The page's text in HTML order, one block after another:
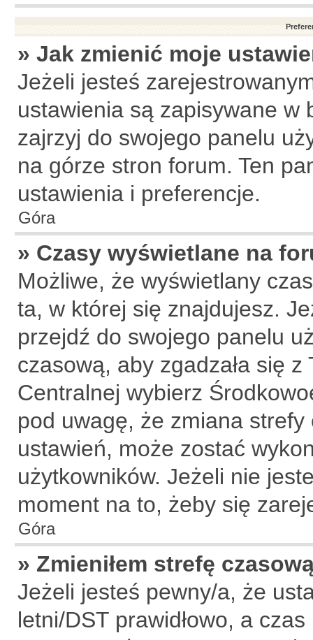
» Jak zmienić moje
Jeżeli jesteś
ustawienia są zapisywane w
zajrzyj do swojego panelu
na górze stron forum. Ten
ustawienia i preferencje.
Góra
» Czasy wyświetlane na
Możliwe, że wyświetlany
ta, w której się znajdujesz.
przejdź do swojego panelu
czasową, aby zgadzała się
Centralnej wybierz
pod uwagę, że zmiana
ustawień, może zostać
użytkowników. Jeżeli nie
moment na to, żeby się
Góra
» Zmieniłem strefę
Jeżeli jesteś pewny/a, że
letni/DST prawidłowo, a